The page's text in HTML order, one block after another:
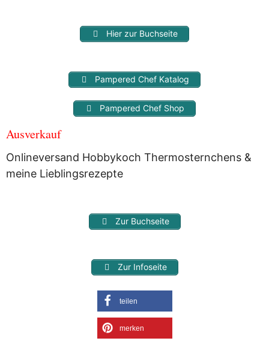
Hier zur Buchseite
Pampered Chef Katalog
Pampered Chef Shop
Ausverkauf
Onlineversand Hobbykoch Thermosternchens &
meine Lieblingsrezepte
Zur Buchseite
Zur Infoseite
teilen
merken